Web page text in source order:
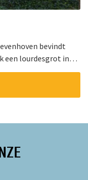
bevindt
een lourdesgrot in
en opgetrokken